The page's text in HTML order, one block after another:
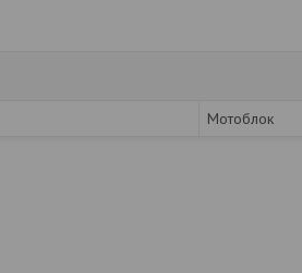
Мотоблок